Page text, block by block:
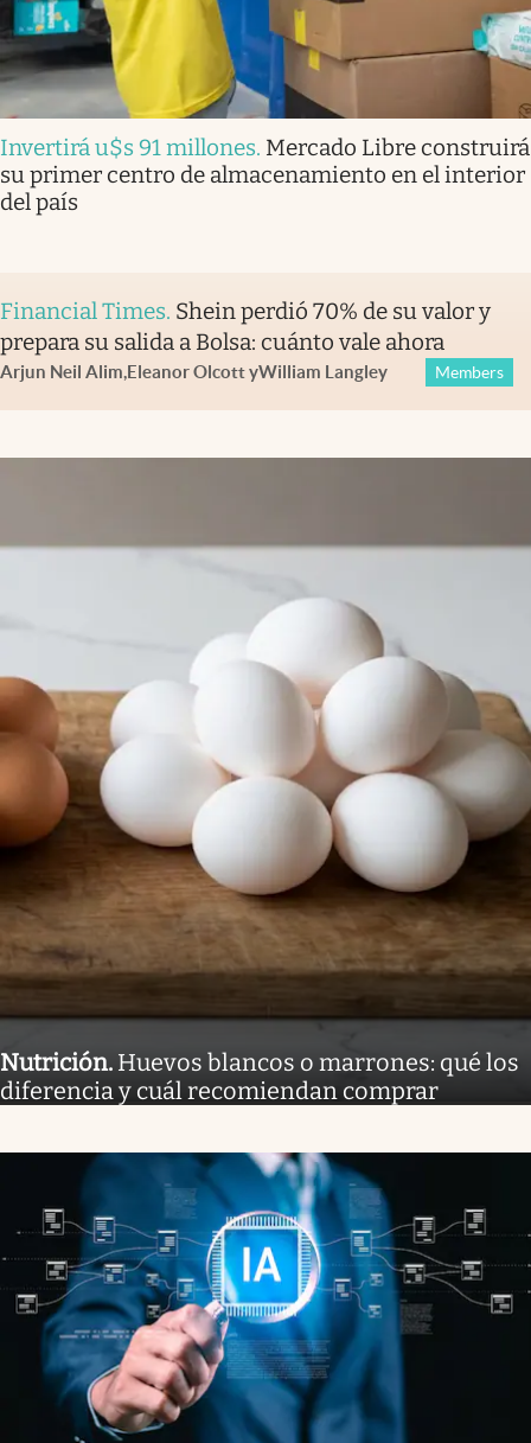
Invertirá u$s 91 millones. Mercado Libre construirá
su primer centro de almacenamiento en el interior
del país
Financial Times. Shein perdió 70% de su valor y
prepara su salida a Bolsa: cuánto vale ahora
Arjun Neil Alim,Eleanor OlcottyWilliam Langley Members
Nutrición. Huevos blancos o marrones: qué los
diferencia y cuál recomiendan comprar